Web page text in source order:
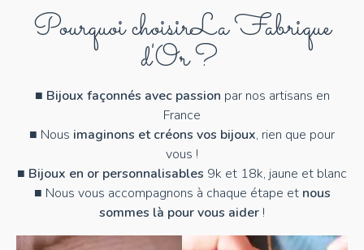
Pourquoi choisirLa Fabrique
d'Or ?
■ Bijoux façonnés avec passion par nos artisans en
France
■ Nous imaginons et créons vos bijoux, rien que pour
vous !
■ Bijoux en or personnalisables 9k et 18k, jaune et blanc
■ Nous vous accompagnons à chaque étape et nous
sommes là pour vous aider !